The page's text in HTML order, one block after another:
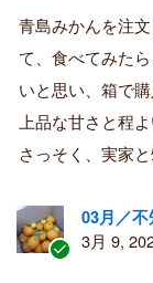
証
済
み
購
者
青島みかんを注
て、食べてみた
いと思い、箱で購
上品な甘さと程
さっそく、実家
03月／
3月 9,